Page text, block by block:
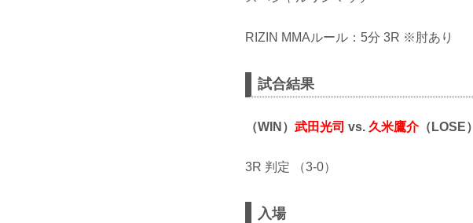
RIZIN MMAルール：5分 3R ※肘あり
試合結果
（WIN） 武田光司 vs. 久米鷹介（LOSE）
3R 判定 （3-0）
入場